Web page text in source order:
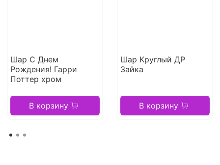
Шар С Днем
Рождения! Гарри
Поттер хром
В корзину
Шар Круглый ДР
Зайка
В корзину